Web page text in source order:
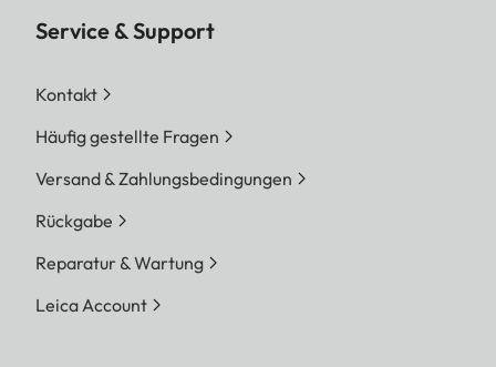
Service & Support
Kontakt
Häufig gestellte Fragen
Versand & Zahlungsbedingungen
Rückgabe
Reparatur & Wartung
Leica Account